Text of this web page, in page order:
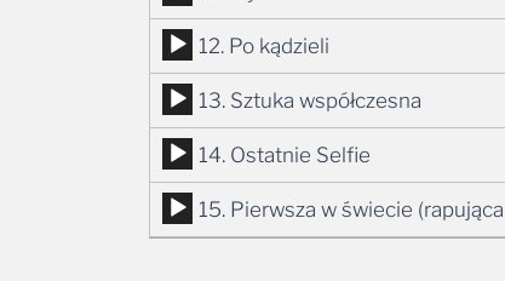
plików
dźwiękowych
Odtwarzacz
plików
dźwiękowych
12. Po kądzieli
Odtwarzacz
plików
dźwiękowych
13. Sztuka współczesna
Odtwarzacz
plików
dźwiękowych
14. Ostatnie Selfie
Odtwarzacz
plików
15. Pierwsza w świecie